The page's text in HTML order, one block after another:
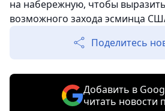
на набережную, чтобы
возможного захода эсминца
Поделитесь
Добавить в
читать новости